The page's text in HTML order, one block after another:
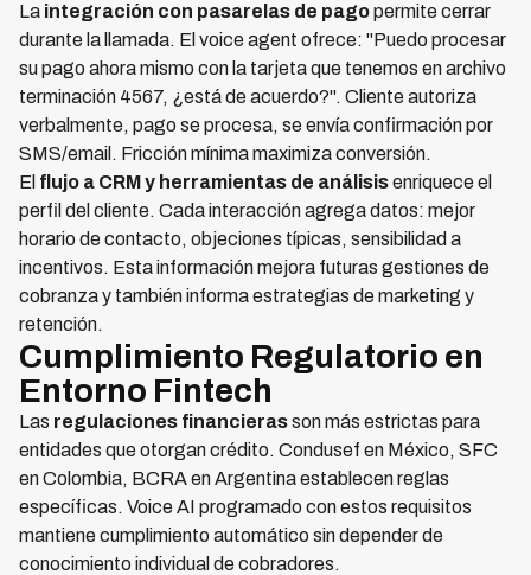
La integración con pasarelas de pagopermite cerrar
durante la llamada. El voice agent ofrece: "Puedo procesar
su pago ahora mismo con la tarjeta que tenemos en archivo
terminación 4567, ¿está de acuerdo?". Cliente autoriza
verbalmente, pago se procesa, se envía confirmación por
SMS/email. Fricción mínima maximiza conversión.
El flujo a CRM y herramientas de análisisenriquece el
perfil del cliente. Cada interacción agrega datos: mejor
horario de contacto, objeciones típicas, sensibilidad a
incentivos. Esta información mejora futuras gestiones de
cobranza y también informa estrategias de marketing y
retención.
Cumplimiento Regulatorio en
Entorno Fintech
Las regulaciones financierasson más estrictas para
entidades que otorgan crédito. Condusef en México, SFC
en Colombia, BCRA en Argentina establecen reglas
específicas. Voice AI programado con estos requisitos
mantiene cumplimiento automático sin depender de
conocimiento individual de cobradores.